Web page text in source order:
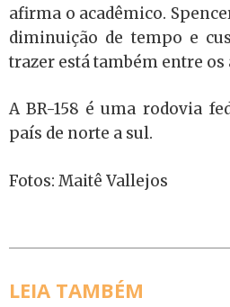
afirma o acadêmico.
diminuição de tempo e
trazer está também entre
A BR-158 é uma rodovia
país de norte a sul.
Fotos: Maitê Vallejos
LEIA TAMBÉM